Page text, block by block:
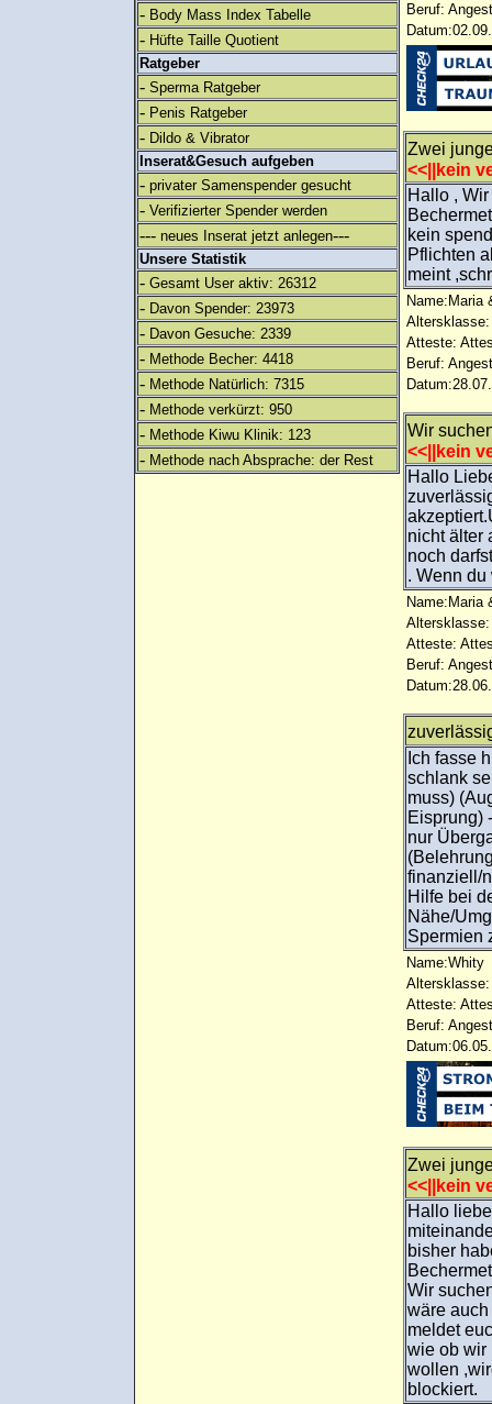
- Body Mass Index Tabelle
- Hüfte Taille Quotient
Ratgeber
- Sperma Ratgeber
- Penis Ratgeber
- Dildo & Vibrator
Inserat&Gesuch aufgeben
- privater Samenspender gesucht
- Verifizierter Spender werden
--- neues Inserat jetzt anlegen---
Unsere Statistik
- Gesamt User aktiv: 26312
- Davon Spender: 23973
- Davon Gesuche: 2339
- Methode Becher: 4418
- Methode Natürlich: 7315
- Methode verkürzt: 950
- Methode Kiwu Klinik: 123
- Methode nach Absprache: der Rest
Beruf:
Zwei
<<||kein
Hallo ,
kein
Pflichten
meint
Name:Maria
Altersklasse:
Atteste:
Beruf:
Wir
<<||kein
Hallo
nicht älter
noch
. Wenn
Name:Maria
Altersklasse:
Atteste:
Beruf:
Ich fasse
schlank
muss)
Eisprung)
nur
finanziell/
Hilfe bei
Nähe/
Spermien
Name:Whity
Altersklasse:
Atteste:
Beruf:
Zwei
<<||kein
Hallo
bisher
Wir
wäre
meldet
wie ob wir
wollen
blockiert.